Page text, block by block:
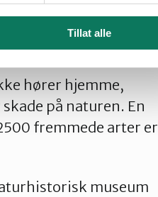
Tillat alle
om de fremmede
hører hjemme,
på naturen. En
fremmede arter er
museum